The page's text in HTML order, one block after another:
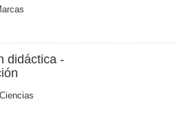
didáctica -
Ciencias